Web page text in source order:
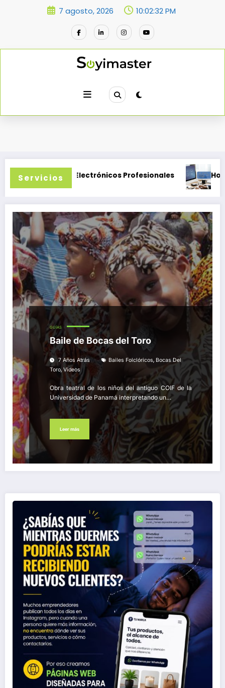
7 agosto, 2026 10:02:33 PM
Servicios
Correos Electrónicos Profesionales
GUÍAS
Baile de Bocas del Toro
7 Años Atrás Bailes Folclóricos, Bocas Del
Toro, Videos
Obra teatral de los niños del antiguo COIF de la
Universidad de Panamá interpretando un…
Leer más